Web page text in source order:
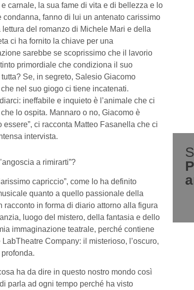
carnale, la sua fame di vita e di bellezza e lo
fanno di lui un antenato carissimo
del romanzo di Michele Mari e della
ci ha fornito la chiave per una
sarebbe se scoprissimo che il lavorio
primordiale che condiziona il suo
Se, in segreto, Salesio Giacomo
nel suo giogo ci tiene incatenati.
ineffabile e inquieto è l’animale che ci
lo ospita. Mannaro o no, Giacomo è
ci racconta Matteo Fasanella che ci
intervista.
a rimirarti”?
capriccio”, come lo ha definito
quanto a quello passionale della
in forma di diario attorno alla figura
luogo del mistero, della fantasia e dello
immaginazione teatrale, perché contiene
Company: il misterioso, l’oscuro,
ha da dire in questo nostro mondo così
parla ad ogni tempo perché ha visto